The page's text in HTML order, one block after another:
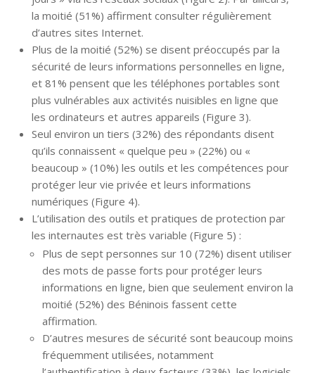
la moitié (51%) affirment consulter régulièrement
d’autres sites Internet.
Plus de la moitié (52%) se disent préoccupés par la
sécurité de leurs informations personnelles en ligne,
et 81% pensent que les téléphones portables sont
plus vulnérables aux activités nuisibles en ligne que
les ordinateurs et autres appareils (Figure 3).
Seul environ un tiers (32%) des répondants disent
qu’ils connaissent « quelque peu » (22%) ou «
beaucoup » (10%) les outils et les compétences pour
protéger leur vie privée et leurs informations
numériques (Figure 4).
L’utilisation des outils et pratiques de protection par
les internautes est très variable (Figure 5) :
Plus de sept personnes sur 10 (72%) disent utiliser
des mots de passe forts pour protéger leurs
informations en ligne, bien que seulement environ la
moitié (52%) des Béninois fassent cette
affirmation.
D’autres mesures de sécurité sont beaucoup moins
fréquemment utilisées, notamment